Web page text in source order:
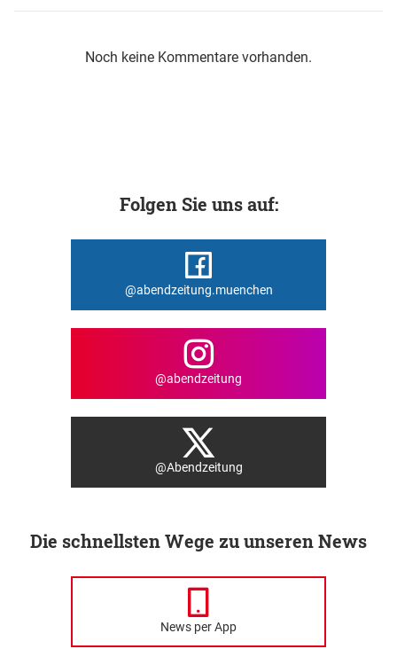
Noch keine Kommentare vorhanden.
Folgen Sie uns auf:
@abendzeitung.muenchen
@abendzeitung
@Abendzeitung
Die schnellsten Wege zu unseren News
News per App